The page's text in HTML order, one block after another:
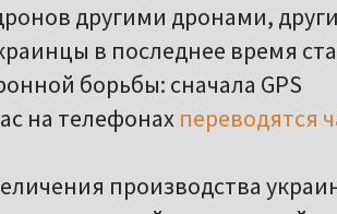
другими дронами,
в последнее время
борьбы: сначала GPS
на телефонах переводятся
производства